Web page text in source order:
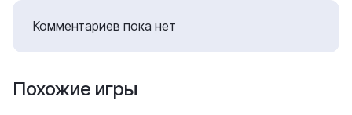
Комментариев пока нет
Похожие игры